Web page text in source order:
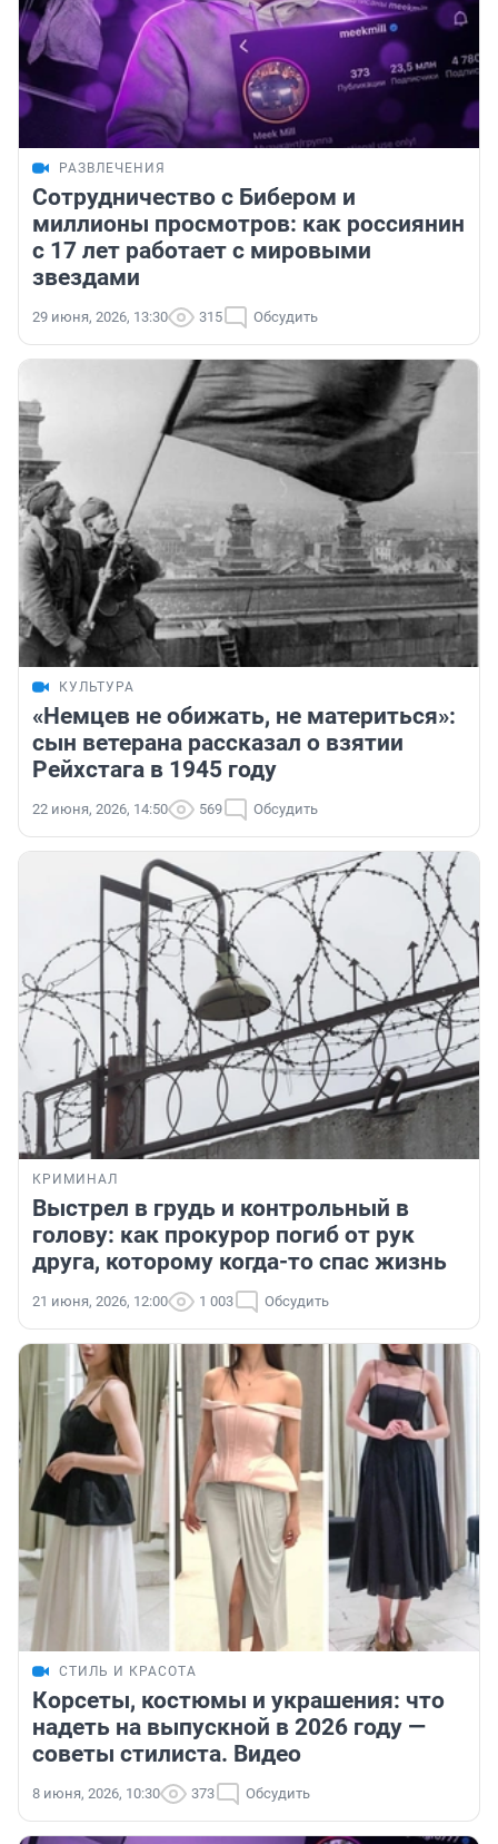
РАЗВЛЕЧЕНИЯ
Сотрудничество с Бибером и
миллионы просмотров: как россиянин
с 17 лет работает с мировыми
звездами
29 июня, 2026, 13:30 315 Обсудить
КУЛЬТУРА
«Немцев не обижать, не материться»:
сын ветерана рассказал о взятии
Рейхстага в 1945 году
22 июня, 2026, 14:50 569 Обсудить
КРИМИНАЛ
Выстрел в грудь и контрольный в
голову: как прокурор погиб от рук
друга, которому когда-то спас жизнь
21 июня, 2026, 12:00 1 003 Обсудить
СТИЛЬ И КРАСОТА
Корсеты, костюмы и украшения: что
надеть на выпускной в 2026 году —
советы стилиста. Видео
8 июня, 2026, 10:30 373 Обсудить